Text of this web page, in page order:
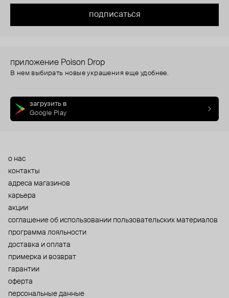
подписаться
приложение Poison Drop
В нем выбирать новые украшения еще удобнее.
загрузить в
Google Play
о нас
контакты
адреса магазинов
карьера
акции
cоглашение об использовании пользовательских материалов
программа лояльности
доставка и оплата
примерка и возврат
гарантии
оферта
персональные данные